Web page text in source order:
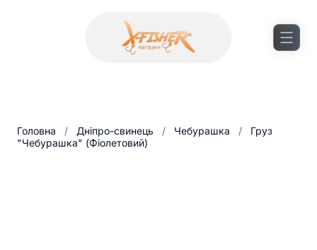
Головна / Дніпро-свинець / Чебурашка /
Груз
"Чебурашка" (Фіолетовий)